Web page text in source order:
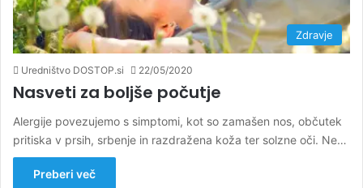
Zdravje
Uredništvo DOSTOP.si 22/05/2020
Nasveti za boljše počutje
Alergije povezujemo s simptomi, kot so zamašen nos, občutek
pritiska v prsih, srbenje in razdražena koža ter solzne oči. Ne…
Preberi več